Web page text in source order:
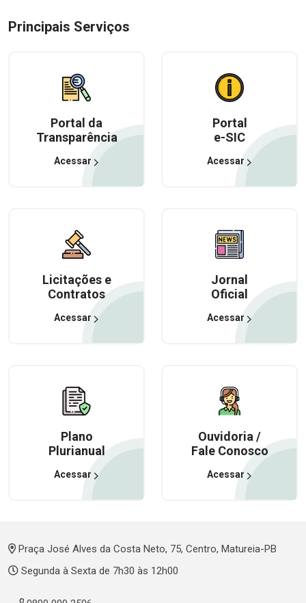
Principais Serviços
Portal da
Transparência
Acessar
Portal
e-SIC
Acessar
Licitações e
Contratos
Acessar
Jornal
Oficial
Acessar
Plano
Plurianual
Acessar
Ouvidoria /
Fale Conosco
Acessar
Praça José Alves da Costa Neto, 75, Centro, Matureia-PB
Segunda à Sexta de 7h30 às 12h00